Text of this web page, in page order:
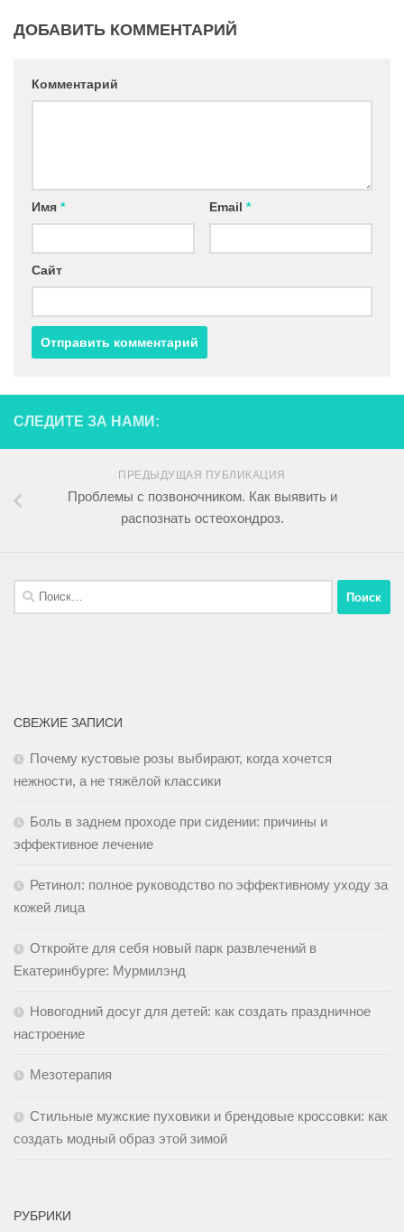
ДОБАВИТЬ КОММЕНТАРИЙ
Комментарий
Имя * Email *
Сайт
СЛЕДИТЕ ЗА НАМИ:
ПРЕДЫДУЩАЯ ПУБЛИКАЦИЯ
Проблемы с позвоночником. Как выявить и
распознать остеохондроз.
СВЕЖИЕ ЗАПИСИ
Почему кустовые розы выбирают, когда хочется
нежности, а не тяжёлой классики
Боль в заднем проходе при сидении: причины и
эффективное лечение
Ретинол: полное руководство по эффективному уходу за
кожей лица
Откройте для себя новый парк развлечений в
Екатеринбурге: Мурмилэнд
Новогодний досуг для детей: как создать праздничное
настроение
Мезотерапия
Стильные мужские пуховики и брендовые кроссовки: как
создать модный образ этой зимой
РУБРИКИ